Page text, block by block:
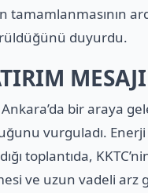
tamamlanmasının
duyurdu.
MESAJI
bir araya
vurguladı. Enerji
toplantıda,
ve uzun vadeli